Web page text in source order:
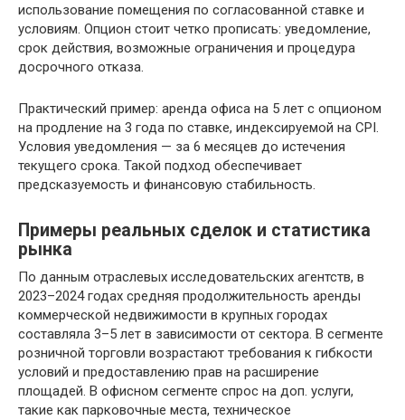
использование помещения по согласованной ставке и
условиям. Опцион стоит четко прописать: уведомление,
срок действия, возможные ограничения и процедура
досрочного отказа.
Практический пример: аренда офиса на 5 лет с опционом
на продление на 3 года по ставке, индексируемой на CPI.
Условия уведомления — за 6 месяцев до истечения
текущего срока. Такой подход обеспечивает
предсказуемость и финансовую стабильность.
Примеры реальных сделок и статистика
рынка
По данным отраслевых исследовательских агентств, в
2023–2024 годах средняя продолжительность аренды
коммерческой недвижимости в крупных городах
составляла 3–5 лет в зависимости от сектора. В сегменте
розничной торговли возрастают требования к гибкости
условий и предоставлению прав на расширение
площадей. В офисном сегменте спрос на доп. услуги,
такие как парковочные места, техническое